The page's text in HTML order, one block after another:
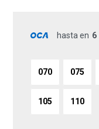
hasta en 6
070 075
105 110